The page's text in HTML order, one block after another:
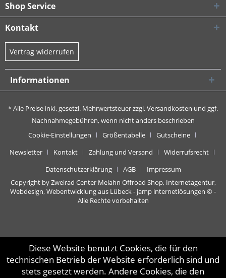
Shop Service
Kontakt
Vertrag widerrufen
Informationen
* Alle Preise inkl. gesetzl. Mehrwertsteuer zzgl.Versandkosten und ggf.
Nachnahmegebühren, wenn nicht anders beschrieben
Cookie-Einstellungen
Größentabelle
Gutscheine
Newsletter
Kontakt Zahlung und Versand
Widerrufsrecht
Datenschutzerklärung
AGB
Impressum
Copyright by Zweirad Center Melahn Offroad Shop, Internetagentur,
Webdesign, Webentwicklung aus Lübeck - jamp internetlösungen © -
Alle Rechte vorbehalten
Diese Website benutzt Cookies, die für den
technischen Betrieb der Website erforderlich sind und
stets gesetzt werden. Andere Cookies, die den